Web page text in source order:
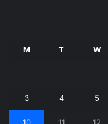
M T W
3 4 5
10 11 12